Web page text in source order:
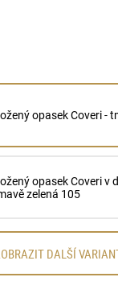
opasek Coveri -
opasek Coveri v
zelená 105
DALŠÍ